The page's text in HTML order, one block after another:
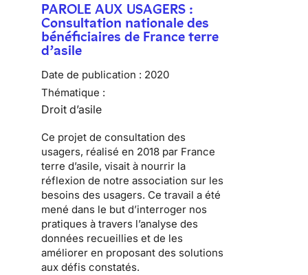
PAROLE AUX USAGERS :
Consultation nationale des
bénéficiaires de France terre
d’asile
Date de publication : 2020
Thématique :
Droit d’asile
Ce projet de consultation des
usagers, réalisé en 2018 par France
terre d’asile, visait à nourrir la
réflexion de notre association sur les
besoins des usagers. Ce travail a été
mené dans le but d’interroger nos
pratiques à travers l’analyse des
données recueillies et de les
améliorer en proposant des solutions
aux défis constatés.